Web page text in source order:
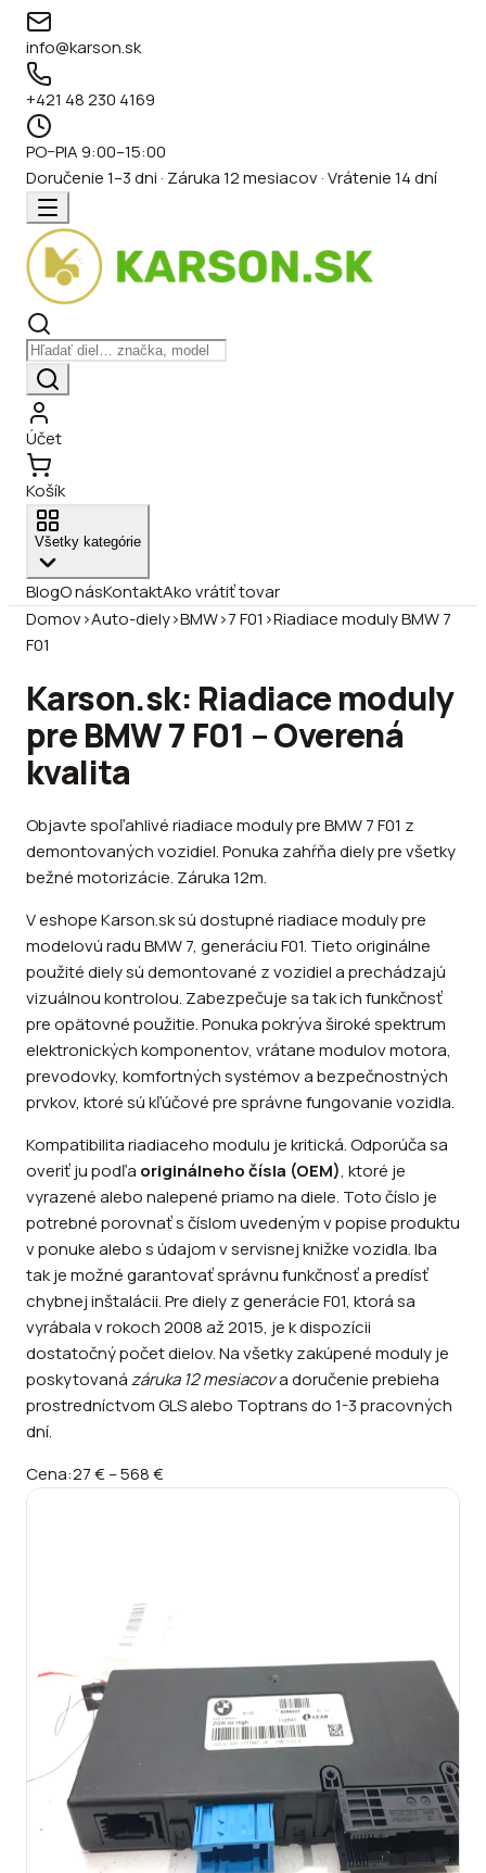
info@karson.sk
+421 48 230 4169
PO–PIA 9:00–15:00
Doručenie 1–3 dni · Záruka 12 mesiacov · Vrátenie 14 dní
Účet
Košík
Všetky kategórie
BlogO násKontaktAko vrátiť tovar
Domov›Auto-diely›BMW›7 F01 ›Riadiace moduly BMW 7
F01
Karson.sk: Riadiace moduly
pre BMW 7 F01 – Overená
kvalita
Objavte spoľahlivé riadiace moduly pre BMW 7 F01 z
demontovaných vozidiel. Ponuka zahŕňa diely pre všetky
bežné motorizácie. Záruka 12m.
V eshope Karson.sk sú dostupné riadiace moduly pre
modelovú radu BMW 7, generáciu F01. Tieto originálne
použité diely sú demontované z vozidiel a prechádzajú
vizuálnou kontrolou. Zabezpečuje sa tak ich funkčnosť
pre opätovné použitie. Ponuka pokrýva široké spektrum
elektronických komponentov, vrátane modulov motora,
prevodovky, komfortných systémov a bezpečnostných
prvkov, ktoré sú kľúčové pre správne fungovanie vozidla.
Kompatibilita riadiaceho modulu je kritická. Odporúča sa
overiť ju podľa originálneho čísla (OEM), ktoré je
vyrazené alebo nalepené priamo na diele. Toto číslo je
potrebné porovnať s číslom uvedeným v popise produktu
v ponuke alebo s údajom v servisnej knižke vozidla. Iba
tak je možné garantovať správnu funkčnosť a predísť
chybnej inštalácii. Pre diely z generácie F01, ktorá sa
vyrábala v rokoch 2008 až 2015, je k dispozícii
dostatočný počet dielov. Na všetky zakúpené moduly je
poskytovanázáruka 12 mesiacova doručenie prebieha
prostredníctvom GLS alebo Toptrans do 1-3 pracovných
dní.
Cena:27 €–568 €